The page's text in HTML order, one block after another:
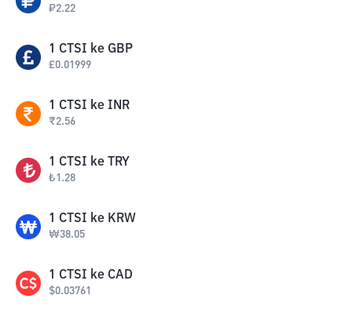
₽2.22
1 CTSI ke GBP
£0.01999
1 CTSI ke INR
₹2.56
1 CTSI ke TRY
₺1.28
1 CTSI ke KRW
₩38.05
1 CTSI ke CAD
$0.03761